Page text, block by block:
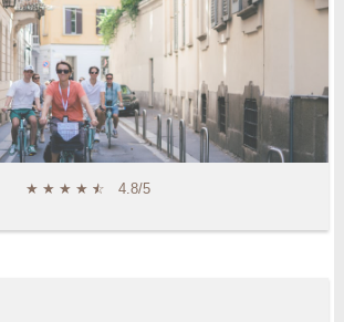
★ ★ ★ ★ ★
☆ 4.8/5